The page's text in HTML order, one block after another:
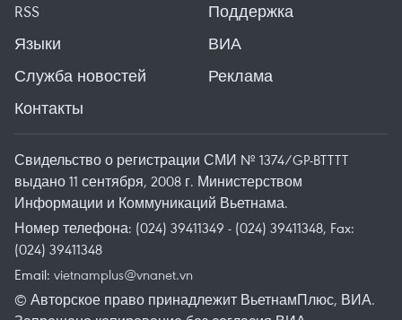
RSS
Поддержка
Языки
ВИА
Служба новостей
Реклама
Контакты
Свидельство о регистрации СМИ № 1374/GP-BTTTT
выдано 11 сентября, 2008 г. Министерством
Информации и Коммуникаций Вьетнама.
Номер телефона: (024) 39411349 - (024) 39411348, Fax:
(024) 39411348
Email: vietnamplus@vnanet.vn
© Авторское право принадлежит ВьетнамПлюс, ВИА.